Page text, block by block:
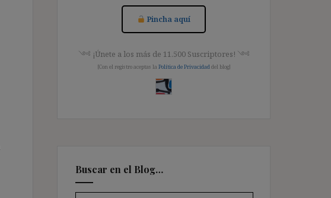
Pincha aquí
༺ ¡Únete a los más de 11.500 Suscriptores! ༺
[Con el registro aceptas la Política de Privacidad del blog]
Buscar en el Blog…